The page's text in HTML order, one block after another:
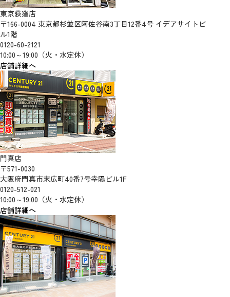
東京荻窪店
〒166-0004 東京都杉並区阿佐谷南3丁目12番4号 イデアサイトビ
ル1階
0120-60-2121
10:00～19:00（火・水定休）
店舗詳細へ
門真店
〒571-0030
大阪府門真市末広町40番7号幸陽ビル1F
0120-512-021
10:00～19:00（火・水定休）
店舗詳細へ